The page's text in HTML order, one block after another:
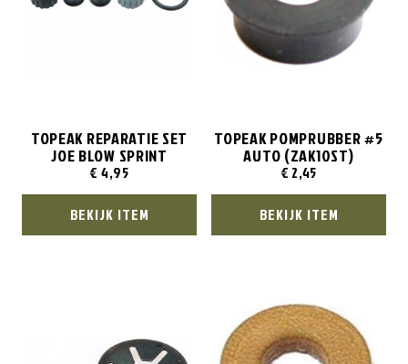
TOPEAK REPARATIE SET
JOE BLOW SPRINT
€ 4,95
BEKIJK ITEM
TOPEAK POMPRUBBER #5
AUTO (ZAK10ST)
€ 2,45
BEKIJK ITEM